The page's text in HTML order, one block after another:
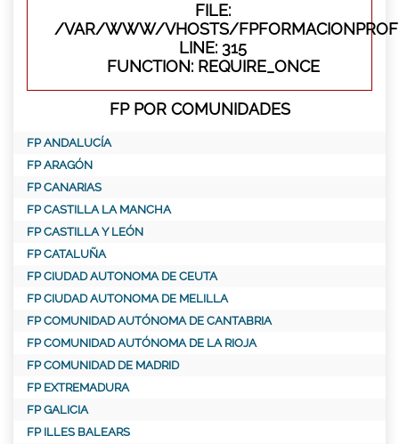
FILE:
/VAR/WWW/VHOSTS/
LINE: 315
FUNCTION: REQUIRE_ONCE
FP POR COMUNIDADES
FP ANDALUCÍA
FP ARAGÓN
FP CANARIAS
FP CASTILLA LA MANCHA
FP CASTILLA Y LEÓN
FP CATALUÑA
FP CIUDAD AUTONOMA DE CEUTA
FP CIUDAD AUTONOMA DE MELILLA
FP COMUNIDAD AUTÓNOMA DE CANTABRIA
FP COMUNIDAD AUTÓNOMA DE LA RIOJA
FP COMUNIDAD DE MADRID
FP EXTREMADURA
FP GALICIA
FP ILLES BALEARS